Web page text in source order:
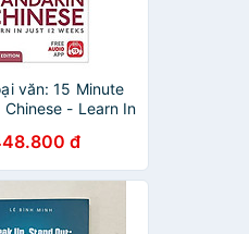
văn: 15 Minute
Chinese - Learn In
đ